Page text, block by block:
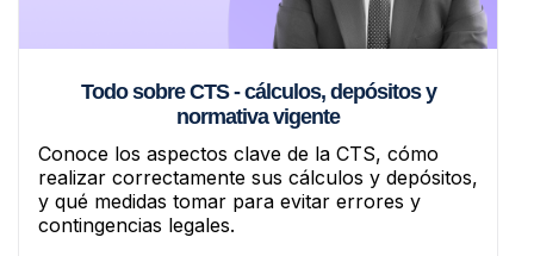
Todo sobre CTS - cálculos, depósitos y
normativa vigente
Conoce los aspectos clave de la CTS, cómo
realizar correctamente sus cálculos y depósitos,
y qué medidas tomar para evitar errores y
contingencias legales.